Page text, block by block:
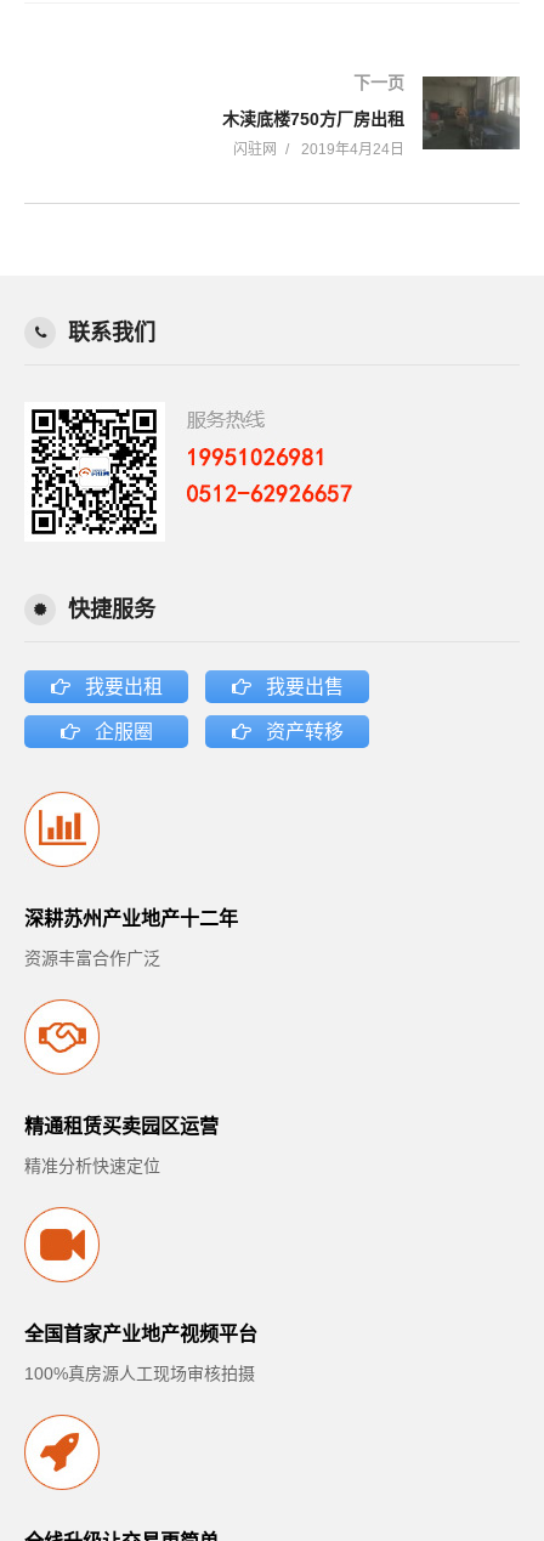
下一页
木渎底楼750方厂房出租
闪驻网 2019年4月24日
联系我们
快捷服务
我要出租 我要出售
企服圈 资产转移
深耕苏州产业地产十二年
资源丰富合作广泛
精通租赁买卖园区运营
精准分析快速定位
全国首家产业地产视频平台
100%真房源人工现场审核拍摄